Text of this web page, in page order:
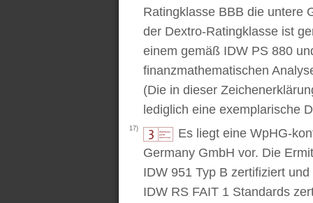
Ratingklasse BBB die untere
der Dextro-Ratingklasse ist
einem gemäß IDW PS 880
finanzmathematischen
(Die in dieser
lediglich eine exemplarische
17)
Es liegt eine WpHG-
Germany GmbH vor. Die
IDW 951 Typ B zertifiziert
IDW RS FAIT 1 Standards